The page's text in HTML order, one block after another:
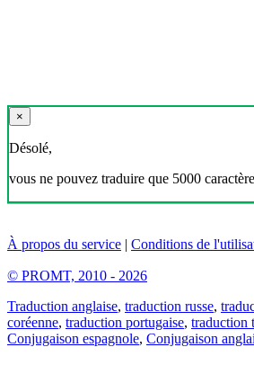
×
Désolé,
vous ne pouvez traduire que 5000
À propos du service | Conditions de
© PROMT, 2010 - 2026
Traduction anglaise, traduction russe,
coréenne, traduction portugaise, traduction
Conjugaison espagnole, Conjugaison